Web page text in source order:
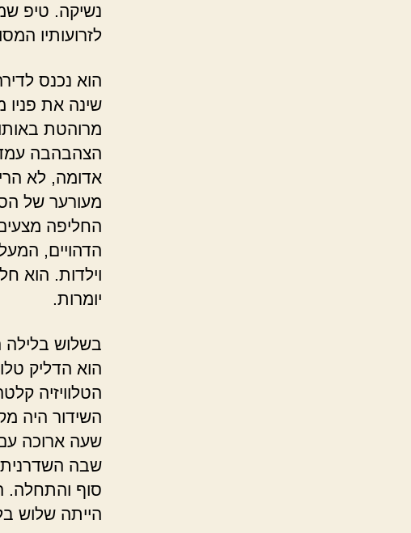
נשיקה. טיפ
לזרועותיו
הוא נכנס
שינה את פניו
מרוהטת
הצהבהבה
אדומה, לא
מעורער של
החליפה
הדהויים,
וילדות. הוא
יומרות.
בשלוש בלילה
הוא הדליק
הטלוויזיה
השידור היה
שעה ארוכה
שבה
סוף והתחלה.
הייתה שלוש